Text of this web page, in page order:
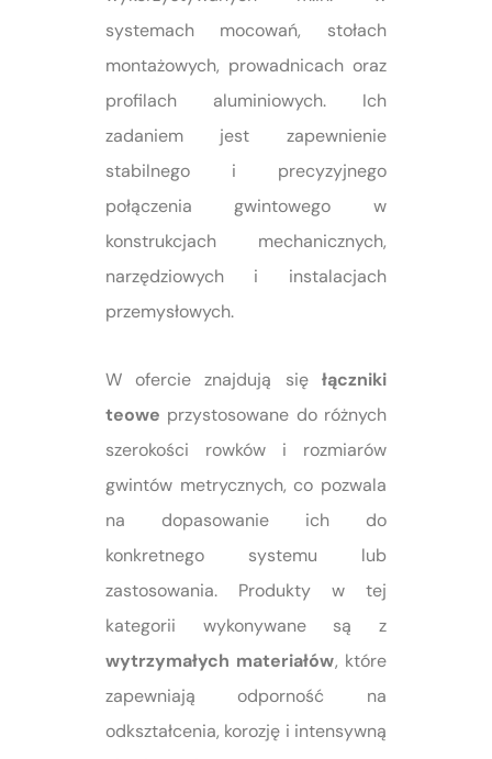
systemach mocowań, stołach
montażowych, prowadnicach oraz
profilach aluminiowych. Ich
zadaniem jest zapewnienie
stabilnego i precyzyjnego
połączenia gwintowego w
konstrukcjach mechanicznych,
narzędziowych i instalacjach
przemysłowych.
W ofercie znajdują sięłączniki
teowe przystosowane do różnych
szerokości rowków i rozmiarów
gwintów metrycznych, co pozwala
na dopasowanie ich do
konkretnego systemu lub
zastosowania. Produkty w tej
kategorii wykonywane są z
wytrzymałych materiałów, które
zapewniają odporność na
odkształcenia, korozję i intensywną